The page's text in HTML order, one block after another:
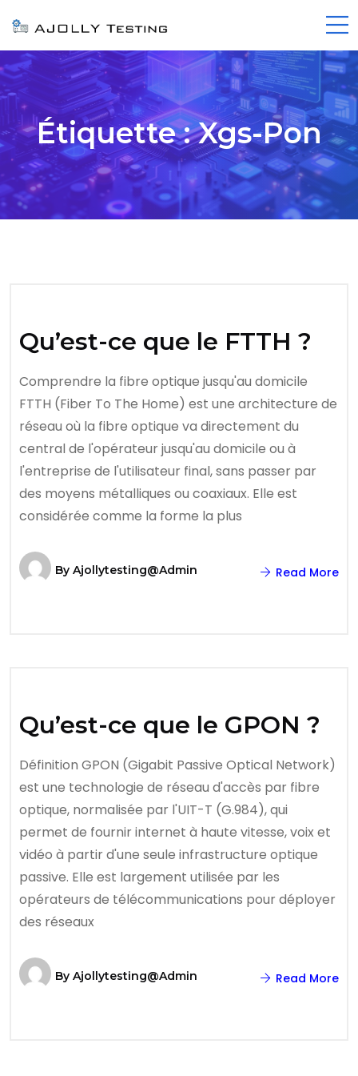
Étiquette :Xgs-Pon
Qu’est-ce que le FTTH ?
Comprendre la fibre optique jusqu'au domicile
FTTH (Fiber To The Home) est une architecture de
réseau où la fibre optique va directement du
central de l'opérateur jusqu'au domicile ou à
l'entreprise de l'utilisateur final, sans passer par
des moyens métalliques ou coaxiaux. Elle est
considérée comme la forme la plus
By Ajollytesting@admin Read More
Qu’est-ce que le GPON ?
Définition GPON (Gigabit Passive Optical Network)
est une technologie de réseau d'accès par fibre
optique, normalisée par l'UIT-T (G.984), qui
permet de fournir internet à haute vitesse, voix et
vidéo à partir d'une seule infrastructure optique
passive. Elle est largement utilisée par les
opérateurs de télécommunications pour déployer
des réseaux
By Ajollytesting@admin Read More